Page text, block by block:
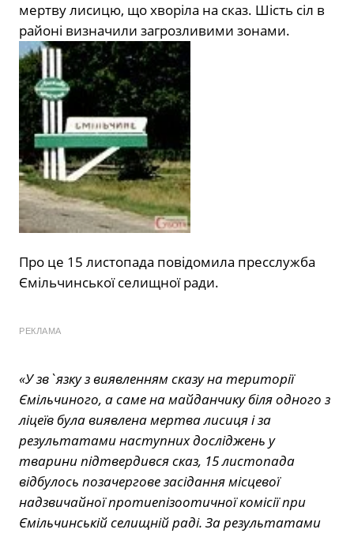
мертву лисицю, що хворіла на сказ. Шість сіл в
районі визначили загрозливими зонами.
Про це 15 листопада повідомила пресслужба
Ємільчинської селищної ради.
РЕКЛАМА
«У зв`язку з виявленням сказу на території
Ємільчиного, а саме на майданчику біля одного з
ліцеїв була виявлена мертва лисиця і за
результатами наступних досліджень у
тварини підтвердився сказ, 15 листопада
відбулось позачергове засідання місцевої
надзвичайної протиепізоотичної комісії при
Ємільчинській селищній раді. За результатами